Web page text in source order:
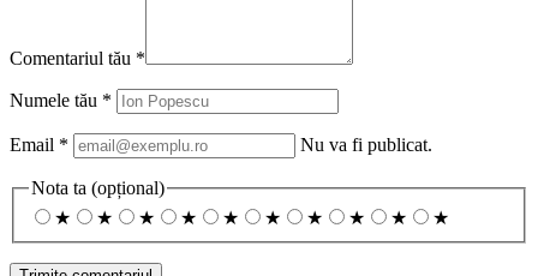
Comentariul tău *
Numele tău *
Email * Nu va fi publicat.
Nota ta (opțional)
★
★ ★ ★ ★ ★ ★ ★ ★ ★